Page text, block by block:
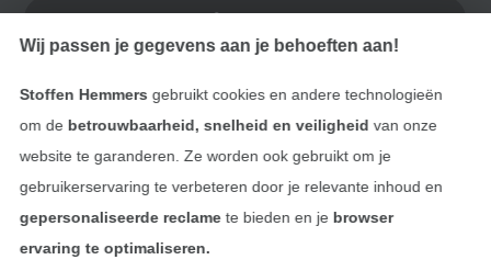
Contact
Vind meer inspiratie
Wij passen je gegevens aan je behoeften aan!
Stoffen Hemmers gebruikt cookies en andere technologieën
om de betrouwbaarheid, snelheid en veiligheid van onze
website te garanderen. Ze worden ook gebruikt om je
gebruikerservaring te verbeteren door je relevante inhoud en
gepersonaliseerde reclamete bieden en je browser
ervaring te optimaliseren.